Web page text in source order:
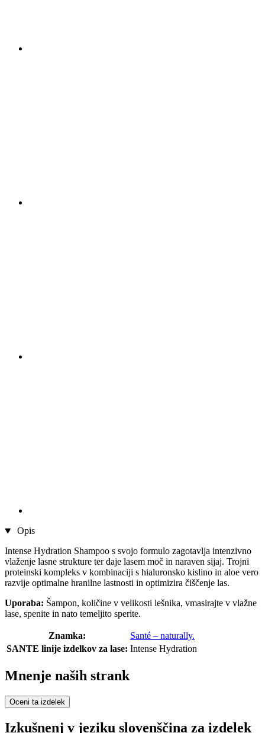
Opis
Intense Hydration Shampoo s svojo formulo zagotavlja intenzivno
vlaženje lasne strukture ter daje lasem moč in naraven sijaj. Trojni
proteinski kompleks v kombinaciji s hialuronsko kislino in aloe vero
razvije optimalne hranilne lastnosti in optimizira čiščenje las.
Uporaba: Šampon, količine v velikosti lešnika, vmasirajte v vlažne
lase, spenite in nato temeljito sperite.
Znamka:
Santé – naturally.
SANTE linije izdelkov za lase: Intense Hydration
Mnenje naših strank
Oceni ta izdelek
Izkušnenj v jeziku slovenščina za izdelek